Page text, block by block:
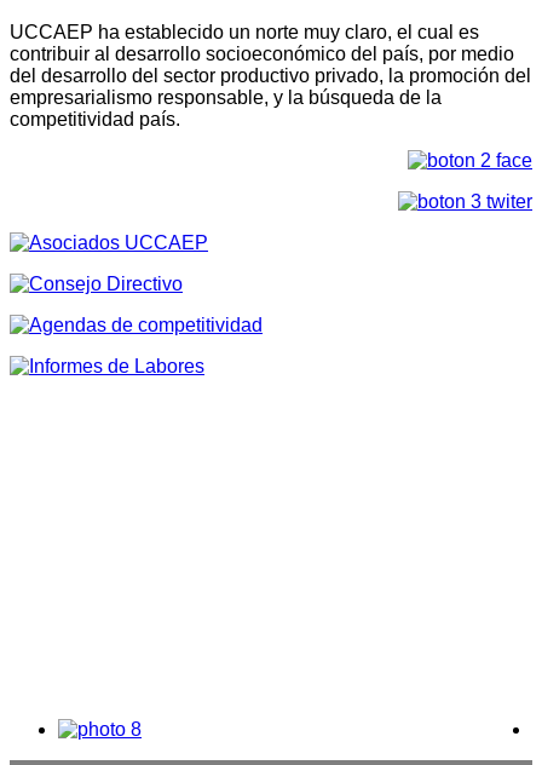
UCCAEP ha establecido un norte muy claro, el cual es
contribuir al desarrollo socioeconómico del país, por medio
del desarrollo del sector productivo privado, la promoción del
empresarialismo responsable, y la búsqueda de la
competitividad país.